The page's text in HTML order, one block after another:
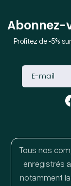
Abonnez-
Profitez de -5%
Tous nos
enregistrés
notamment la